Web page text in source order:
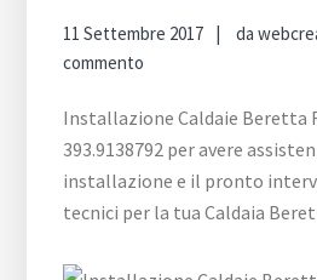
11 Settembre 2017 da
commento
Installazione Caldaie Beretta
393.9138792 per avere
installazione e il pronto
tecnici per la tua Caldaia